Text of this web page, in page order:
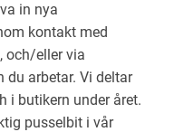
in nya
kontakt med
och/eller via
du arbetar. Vi deltar
i butikern under året.
pusselbit i vår